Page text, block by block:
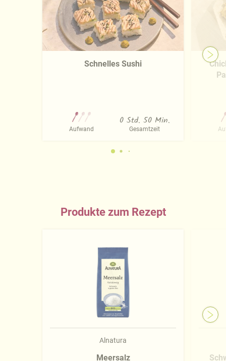
Näheres über uns erfahren Sie in unserem
Impressum
Schnelles Sushi
Aufwand
0 Std. 50 Min.
Gesamtzeit
Produkte zum Rezept
Alnatura
Meersalz